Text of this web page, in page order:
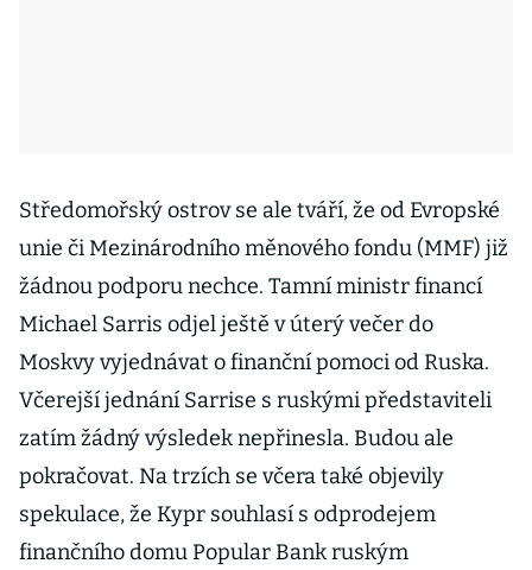
Středomořský ostrov se ale tváří, že od Evropské
unie či Mezinárodního měnového fondu (MMF) již
žádnou podporu nechce. Tamní ministr financí
Michael Sarris odjel ještě v úterý večer do
Moskvy vyjednávat o finanční pomoci od Ruska.
Včerejší jednání Sarrise s ruskými představiteli
zatím žádný výsledek nepřinesla. Budou ale
pokračovat. Na trzích se včera také objevily
spekulace, že Kypr souhlasí s odprodejem
finančního domu Popular Bank ruským